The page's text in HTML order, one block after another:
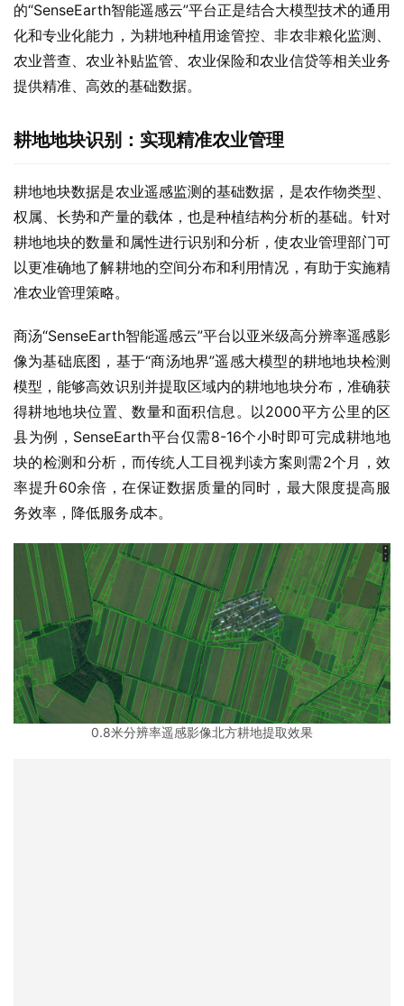
的“SenseEarth智能遥感云”平台正是结合大模型技术的通用
化和专业化能力，为耕地种植用途管控、非农非粮化监测、
农业普查、农业补贴监管、农业保险和农业信贷等相关业务
提供精准、高效的基础数据。
耕地地块识别：实现精准农业管理
耕地地块数据是农业遥感监测的基础数据，是农作物类型、
权属、长势和产量的载体，也是种植结构分析的基础。针对
耕地地块的数量和属性进行识别和分析，使农业管理部门可
以更准确地了解耕地的空间分布和利用情况，有助于实施精
准农业管理策略。
商汤“SenseEarth智能遥感云”平台以亚米级高分辨率遥感影
像为基础底图，基于“商汤地界”遥感大模型的耕地地块检测
模型，能够高效识别并提取区域内的耕地地块分布，准确获
得耕地地块位置、数量和面积信息。以2000平方公里的区
县为例，SenseEarth平台仅需8-16个小时即可完成耕地地
块的检测和分析，而传统人工目视判读方案则需2个月，效
率提升60余倍，在保证数据质量的同时，最大限度提高服
务效率，降低服务成本。
0.8米分辨率遥感影像北方耕地提取效果